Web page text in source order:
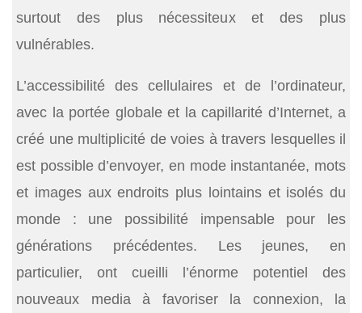
surtout des plus nécessiteux et des plus
vulnérables.
L’accessibilité des cellulaires et de l’ordinateur,
avec la portée globale et la capillarité d’Internet, a
créé une multiplicité de voies à travers lesquelles il
est possible d’envoyer, en mode instantanée, mots
et images aux endroits plus lointains et isolés du
monde : une possibilité impensable pour les
générations précédentes. Les jeunes, en
particulier, ont cueilli l’énorme potentiel des
nouveaux media à favoriser la connexion, la